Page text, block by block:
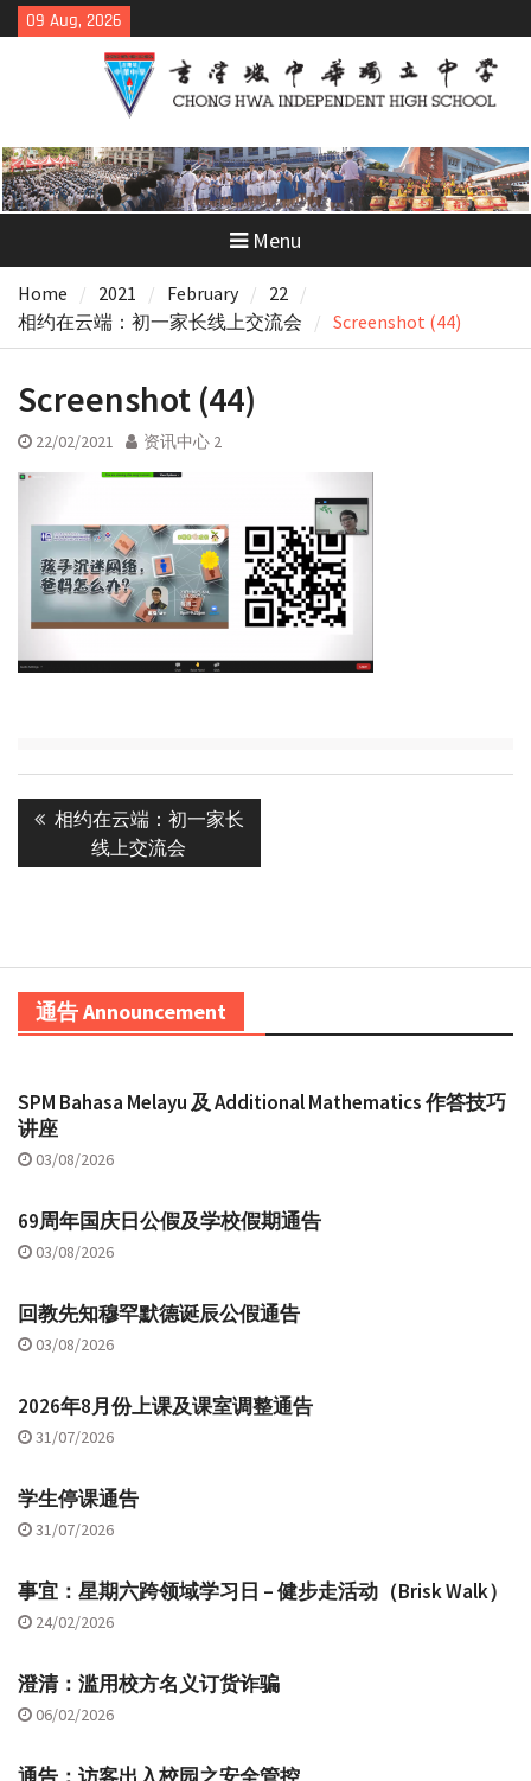
Skip
to
09 Aug, 2026
Menu
Home 2021 February
22
相约在云端：初一家长线上交流会
Screenshot (44)
Screenshot (44)
22/02/2021 资讯中心 2
navigation
Previous
post:
相约在云端：初一家长
线上交流会
通告 Announcement
SPM Bahasa Melayu 及 Additional Mathematics 作答技巧
讲座
03/08/2026
69周年国庆日公假及学校假期通告
03/08/2026
回教先知穆罕默德诞辰公假通告
03/08/2026
2026年8月份上课及课室调整通告
31/07/2026
学生停课通告
31/07/2026
事宜：星期六跨领域学习日 – 健步走活动（Brisk Walk）
24/02/2026
澄清：滥用校方名义订货诈骗
06/02/2026
通告：访客出入校园之安全管控